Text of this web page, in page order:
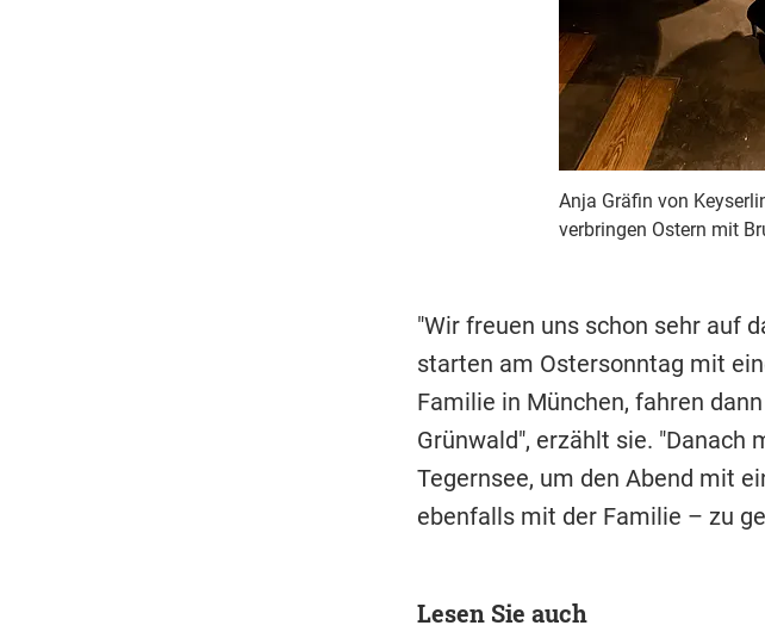
Anja Gräfin von
verbringen Ostern mit
"Wir freuen uns schon sehr auf
starten am Ostersonntag mit
Familie in München, fahren
Grünwald", erzählt sie. "Danach
Tegernsee, um den Abend mit
ebenfalls mit der Familie – zu
Lesen Sie auch